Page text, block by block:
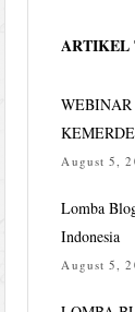
ARTIKEL
August 5,
Lomba
Indonesia
August 5,